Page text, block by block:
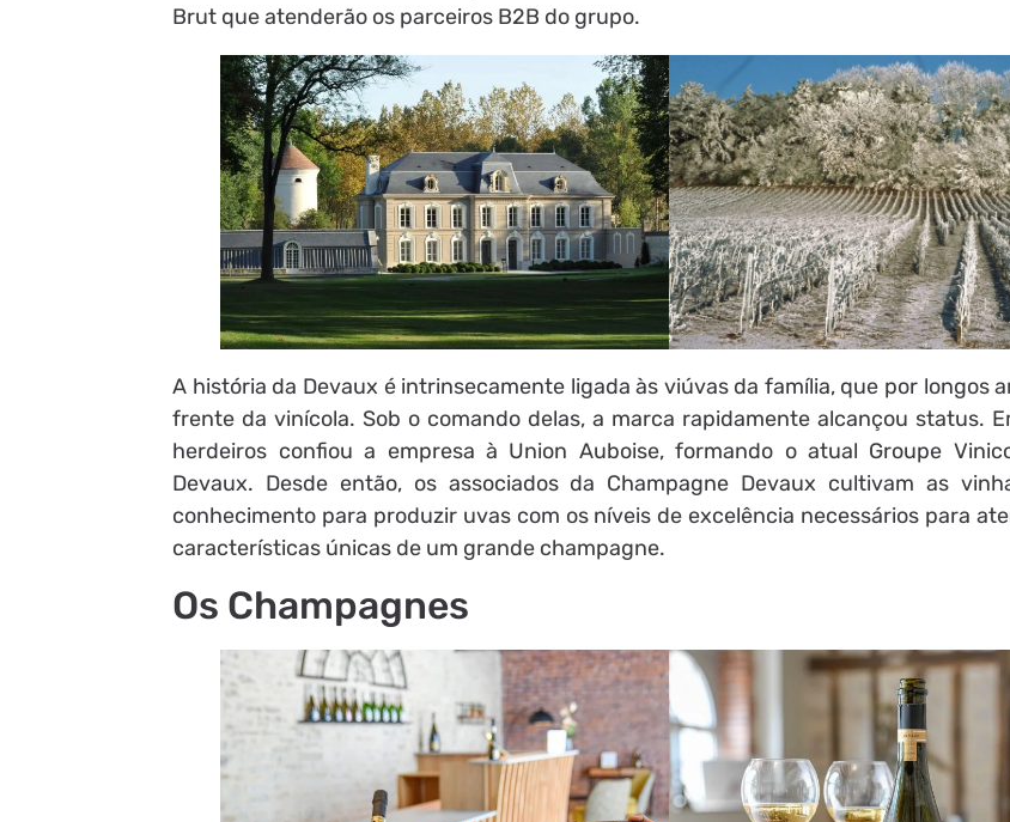
Brut que atenderão os parceiros B2B do grupo.
A história da Devaux é intrinsecamente ligada às viúvas da família, que por longos
frente da vinícola. Sob o comando delas, a marca rapidamente alcançou status.
herdeiros confiou a empresa à Union Auboise, formando o atual Groupe
Devaux. Desde então, os associados da Champagne Devaux cultivam as
conhecimento para produzir uvas com os níveis de excelência necessários para
características únicas de um grande champagne.
Os Champagnes